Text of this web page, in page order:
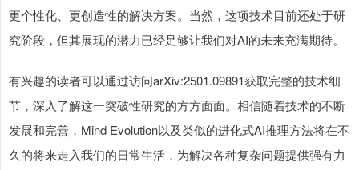
更个性化、更创造性的解决方案。当然，这项技术目前还处于研
究阶段，但其展现的潜力已经足够让我们对AI的未来充满期待。
有兴趣的读者可以通过访问arXiv:2501.09891获取完整的技术细
节，深入了解这一突破性研究的方方面面。相信随着技术的不断
发展和完善，Mind Evolution以及类似的进化式AI推理方法将在不
久的将来走入我们的日常生活，为解决各种复杂问题提供强有力